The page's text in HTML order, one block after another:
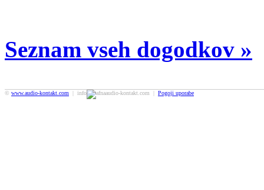
Seznam vseh dogodkov »
© www.audio-kontakt.com | info audio-kontakt.com | Pogoji uporabe